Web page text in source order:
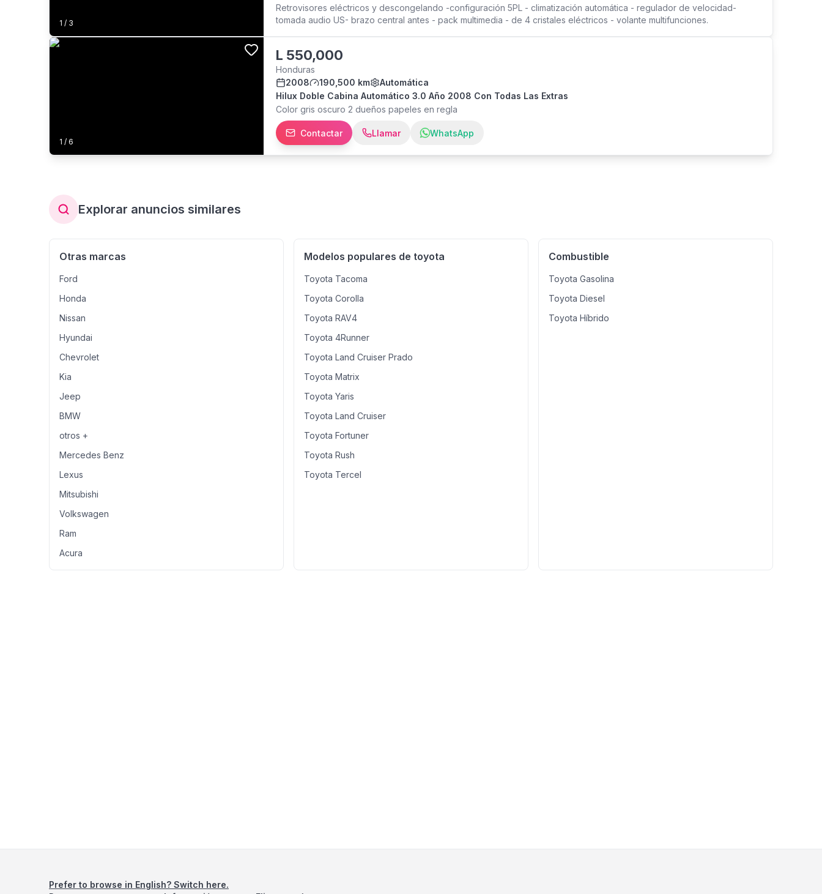
1 / 3
Retrovisores eléctricos y descongelando -configuración 5PL - climatización automática - regulador de velocidad-
tomada audio US- brazo central antes - pack multimedia - de 4 cristales eléctricos - volante multifunciones.
1 / 6
L 550,000
Honduras
2008
190,500 km
Automática
Hilux Doble Cabina Automático 3.0 Año 2008 Con Todas Las Extras
Color gris oscuro 2 dueños papeles en regla
Contactar Llamar WhatsApp
Explorar anuncios similares
Otras marcas
Ford
Honda
Nissan
Hyundai
Chevrolet
Kia
Jeep
BMW
otros +
Mercedes Benz
Lexus
Mitsubishi
Volkswagen
Ram
Acura
Modelos populares de toyota
Toyota Tacoma
Toyota Corolla
Toyota RAV4
Toyota 4Runner
Toyota Land Cruiser Prado
Toyota Matrix
Toyota Yaris
Toyota Land Cruiser
Toyota Fortuner
Toyota Rush
Toyota Tercel
Combustible
Toyota Gasolina
Toyota Diesel
Toyota Híbrido
Prefer to browse in English? Switch here.